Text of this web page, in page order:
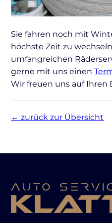
Sie fahren noch mit
höchste Zeit zu
umfangreichen
gerne mit uns einen
Wir freuen uns auf Ihren
← zurück zur Übersicht